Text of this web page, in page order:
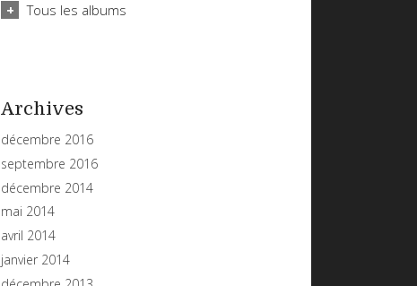
Tous les albums
Archives
décembre 2016
septembre 2016
décembre 2014
mai 2014
avril 2014
janvier 2014